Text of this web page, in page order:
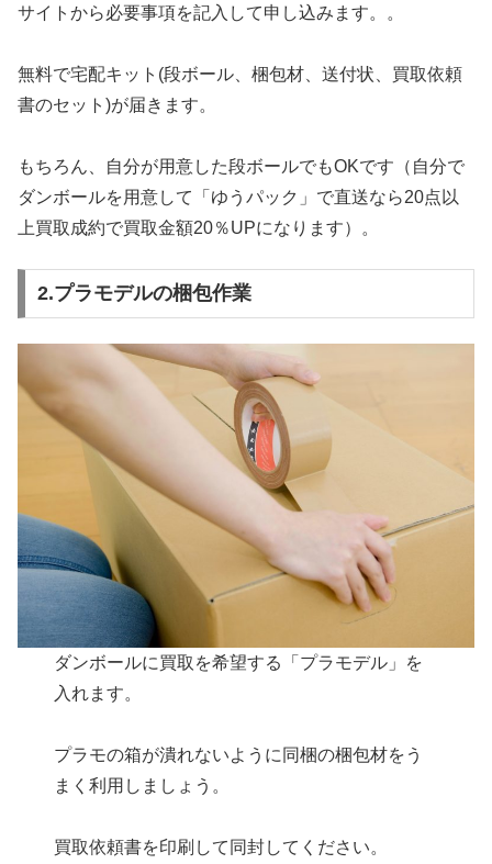
サイトから必要事項を記入して申し込みます。。
無料で宅配キット(段ボール、梱包材、送付状、買取依頼
書のセット)が届きます。
もちろん、自分が用意した段ボールでもOKです（自分で
ダンボールを用意して「ゆうパック」で直送なら20点以
上買取成約で買取金額20％UPになります）。
2.プラモデルの梱包作業
ダンボールに買取を希望する「プラモデル」を
入れます。
プラモの箱が潰れないように同梱の梱包材をう
まく利用しましょう。
買取依頼書を印刷して同封してください。